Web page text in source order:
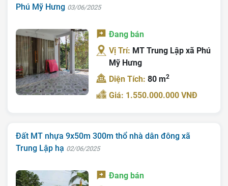
Phú Mỹ Hưng 03/06/2025
Đang bán
Vị Trí: MT Trung Lập xã Phú
Mỹ Hưng
Diện Tích:80 m2
Giá: 1.550.000.000 VNĐ
Đất MT nhựa 9x50m 300m thổ nhà dân đông xã
Trung Lập hạ 02/06/2025
Đang bán